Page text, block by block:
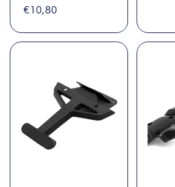
Normaler
€10,80